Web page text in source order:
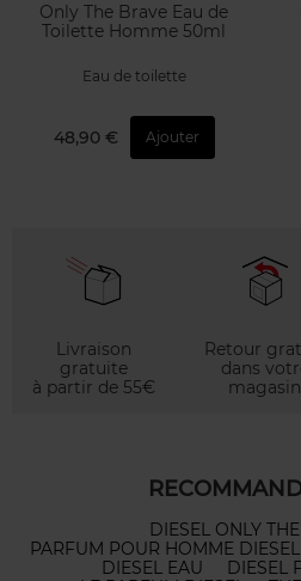
Only The Brave Eau de
Toilette Homme 50ml
Eau de toilette
48,90 € Ajouter
Livraison
gratuite
à partir de 55€
Retour
dans
magasin
DIESEL ONLY
PARFUM POUR HOMME DIESEL
DIESEL EAU
DIESEL